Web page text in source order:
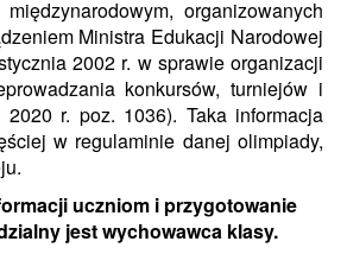
organizowanych
Ministra Edukacji Narodowej
2002 r. w sprawie organizacji
konkursów, turniejów i
r. poz. 1036). Taka informacja
w regulaminie danej olimpiady,
uczniom i przygotowanie
jest wychowawca klasy.